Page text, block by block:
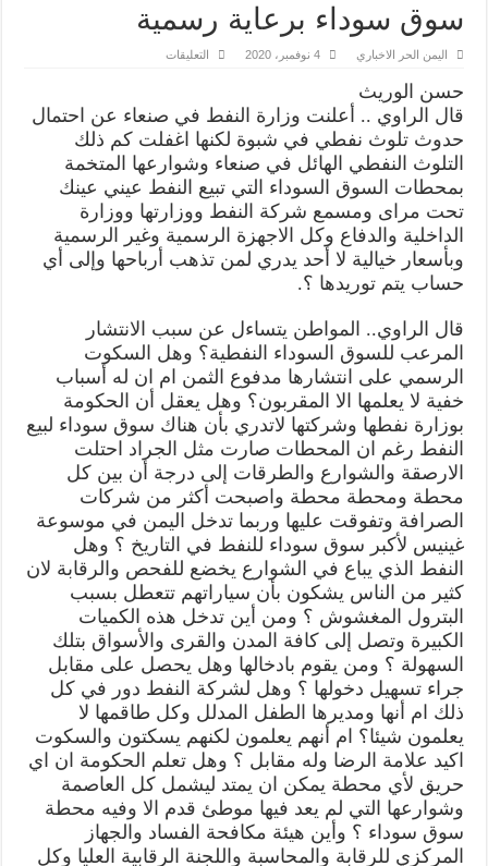
سوق سوداء برعاية رسمية
اليمن الحر الاخباري 4 نوفمبر، 2020 التعليقات
رسمية
مغلقة
حسن الوريث
قال الراوي .. أعلنت وزارة النفط في صنعاء عن احتمال
حدوث تلوث نفطي في شبوة لكنها اغفلت كم ذلك
التلوث النفطي الهائل في صنعاء وشوارعها المتخمة
بمحطات السوق السوداء التي تبيع النفط عيني عينك
تحت مراى ومسمع شركة النفط ووزارتها ووزارة
الداخلية والدفاع وكل الاجهزة الرسمية وغير الرسمية
وبأسعار خيالية لا أحد يدري لمن تذهب أرباحها وإلى أي
حساب يتم توريدها ؟.
قال الراوي.. المواطن يتساءل عن سبب الانتشار
المرعب للسوق السوداء النفطية؟ وهل السكوت
الرسمي على انتشارها مدفوع الثمن ام ان له أسباب
خفية لا يعلمها الا المقربون؟ وهل يعقل أن الحكومة
بوزارة نفطها وشركتها لاتدري بأن هناك سوق سوداء لبيع
النفط رغم ان المحطات صارت مثل الجراد احتلت
الارصقة والشوارع والطرقات إلى درجة أن بين كل
محطة ومحطة محطة واصبحت أكثر من شركات
الصرافة وتفوقت عليها وربما تدخل اليمن في موسوعة
غينيس لأكبر سوق سوداء للنفط في التاريخ ؟ وهل
النفط الذي يباع في الشوارع يخضع للفحص والرقابة لان
كثير من الناس يشكون بأن سياراتهم تتعطل بسبب
البترول المغشوش ؟ ومن أين تدخل هذه الكميات
الكبيرة وتصل إلى كافة المدن والقرى والأسواق بتلك
السهولة ؟ ومن يقوم بادخالها وهل يحصل على مقابل
جراء تسهيل دخولها ؟ وهل لشركة النفط دور في كل
ذلك ام أنها ومديرها الطفل المدلل وكل طاقمها لا
يعلمون شيئا؟ ام أنهم يعلمون لكنهم يسكتون والسكوت
اكيد علامة الرضا وله مقابل ؟ وهل تعلم الحكومة ان اي
حريق لأي محطة يمكن ان يمتد ليشمل كل العاصمة
وشوارعها التي لم يعد فيها موطئ قدم الا وفيه محطة
سوق سوداء ؟ وأين هيئة مكافحة الفساد والجهاز
المركزي للرقابة والمحاسبة واللجنة الرقابية العليا وكل